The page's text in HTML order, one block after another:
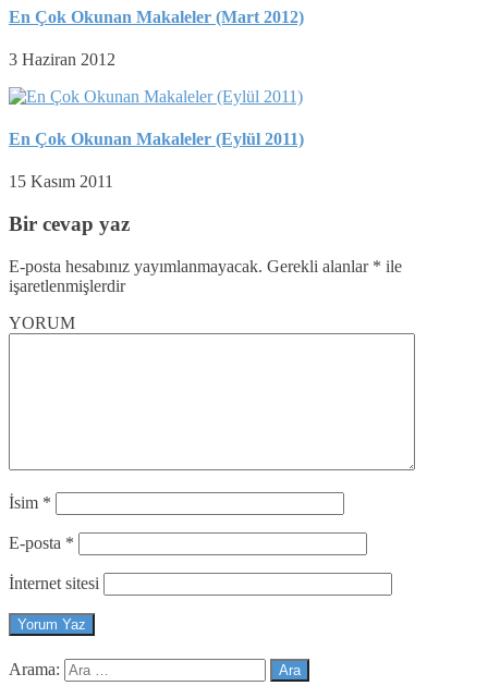
En Çok Okunan Makaleler (Mart 2012)
3 Haziran 2012
En Çok Okunan Makaleler (Eylül 2011)
15 Kasım 2011
Bir cevap yaz
E-posta hesabınız yayımlanmayacak. Gerekli alanlar * ile
işaretlenmişlerdir
YORUM
İsim *
E-posta *
İnternet sitesi
Arama: